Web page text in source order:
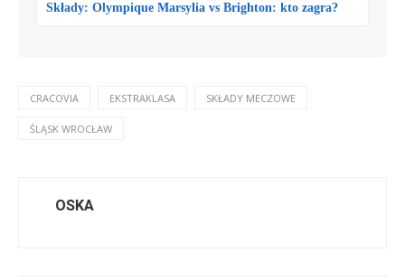
Składy: Olympique Marsylia vs Brighton: kto zagra?
CRACOVIA EKSTRAKLASA SKŁADY MECZOWE
ŚLĄSK WROCŁAW
OSKA